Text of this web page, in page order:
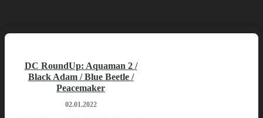
DC RoundUp: Aquaman 2 /
Black Adam / Blue Beetle /
Peacemaker
02.01.2022